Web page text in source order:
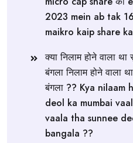
2023 mein ab tak
maikro kaip share
क्या निलाम होने वाला
बंगला निलाम होने वाला
बंगला ?? Kya nilaam
deol ka mumbai
vaala tha sunnee
bangala ??